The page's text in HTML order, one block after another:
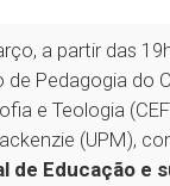
a partir das
de Pedagogia do
e Teologia
(UPM),
de Educação e